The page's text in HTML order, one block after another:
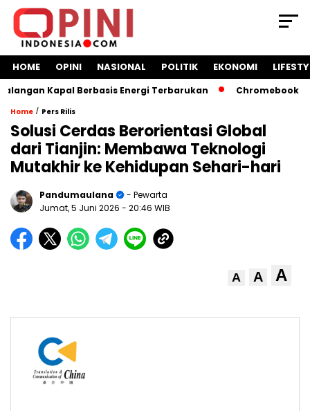
HOME OPINI NASIONAL POLITIK EKONOMI
Kapal Berbasis Energi Terbarukan Chromebook
Home / Pers Rilis
Solusi Cerdas Berorientasi Global
dari Tianjin: Membawa Teknologi
Mutakhir ke Kehidupan Sehari-hari
Pandumaulana
- Pewarta
Jumat, 5 Juni 2026 - 20:46 WIB
A A A